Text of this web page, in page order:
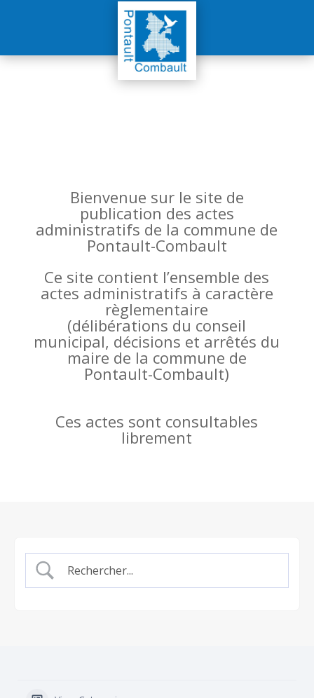
Bienvenue sur le site de
publication des actes
administratifs de la commune de
Pontault-Combault
Ce site contient l’ensemble des
actes administratifs à caractère
règlementaire
(délibérations du conseil
municipal, décisions et arrêtés du
maire de la commune de
Pontault-Combault)
Ces actes sont consultables
librement